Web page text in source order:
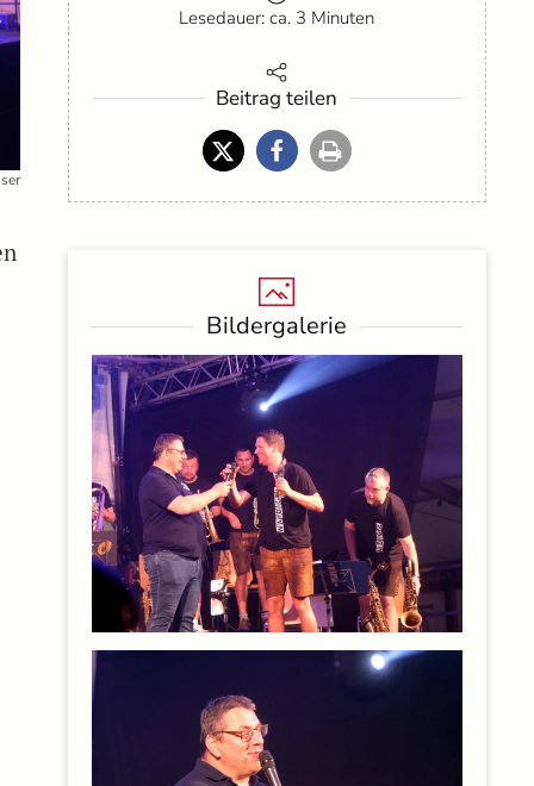
Lesedauer: ca. 3 Minuten
Beitrag teilen
Bildergalerie